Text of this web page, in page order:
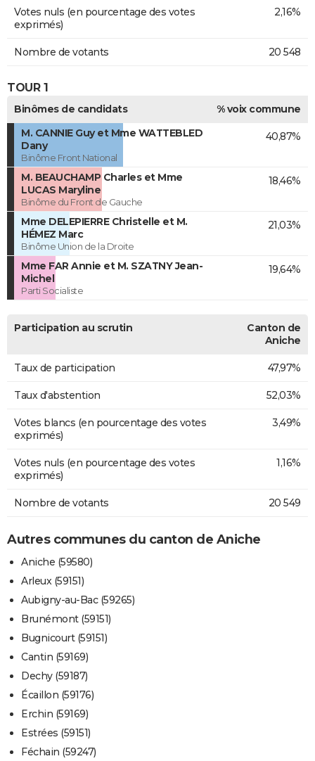
Votes nuls (en pourcentage des votes
exprimés)
2,16%
Nombre de votants 20 548
TOUR 1
Binômes de candidats
% voix commune
M. CANNIE Guy et Mme WATTEBLED
Dany
Binôme Front National
40,87%
M. BEAUCHAMP Charles et Mme
LUCAS Maryline
Binôme du Front de Gauche
18,46%
Mme DELEPIERRE Christelle et M.
HÉMEZ Marc
Binôme Union de la Droite
21,03%
Mme FAR Annie et M. SZATNY Jean-
Michel
Parti Socialiste
19,64%
Participation au scrutin
Canton de
Aniche
Taux de participation 47,97%
Taux d'abstention 52,03%
Votes blancs (en pourcentage des votes
exprimés)
3,49%
Votes nuls (en pourcentage des votes
exprimés)
1,16%
Nombre de votants 20 549
Autres communes du canton de Aniche
Aniche (59580)
Arleux (59151)
Aubigny-au-Bac (59265)
Brunémont (59151)
Bugnicourt (59151)
Cantin (59169)
Dechy (59187)
Écaillon (59176)
Erchin (59169)
Estrées (59151)
Féchain (59247)